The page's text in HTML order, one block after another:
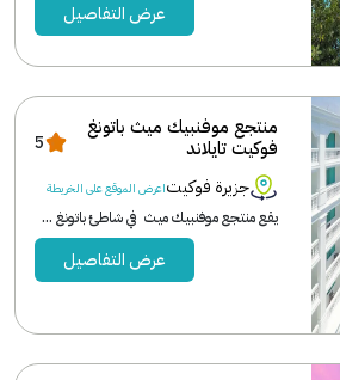
عرض التفاصيل
منتجع موفنبيك ميث باتونغ
فوكيت تايلاند
5
جزيرة فوكيتاعرض الموقع على الخريطة
يقع منتجع موفنبيك ميث في شاطئ باتونغ ...
عرض التفاصيل